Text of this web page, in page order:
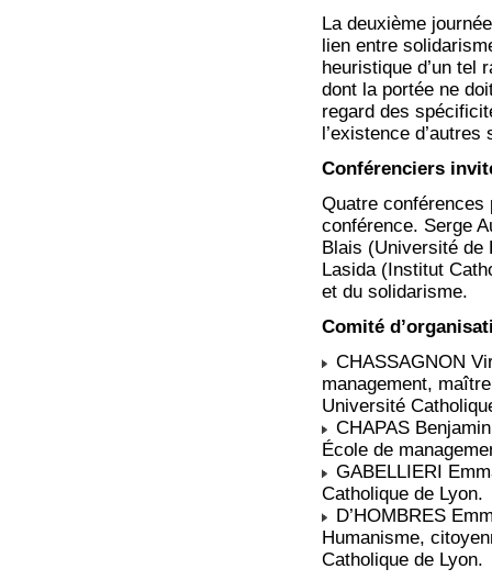
La deuxième
lien entre
heuristique d’un tel
dont la portée ne
regard des
l’existence
Conférenciers
Quatre conférences
conférence. Serge
Blais (Université de
Lasida (Institut
et du solidarisme.
Comité
CHASSAGNON
management,
Université
CHAPAS
École de
GABELLIERI
Catholique de Lyon.
D’HOMBRES
Humanisme,
Catholique de Lyon.